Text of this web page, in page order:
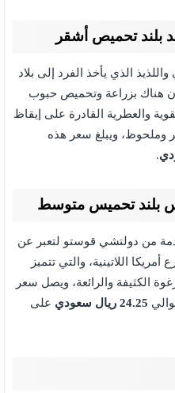
بلند تحميص أشقر
الذي يأخذ الفرد إلى بلاد
هناك بزراعة وتحميص حبوب
والعطرية القادرة على إيقاظ
وملحوظ، ويبلغ سعر هذه
.
بلند تحميس متوسط
من دولتشي قوستو لتعبر عن
اللاتينية، والتي تتميز
الكثيفة والرائعة، ويصل سعر
24.25 ريال سعودي
على